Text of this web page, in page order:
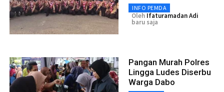
INFO PEMDA
Oleh Ifaturamadan Adi
baru saja
Pangan Murah Polres
Lingga Ludes Diserbu
Warga Dabo